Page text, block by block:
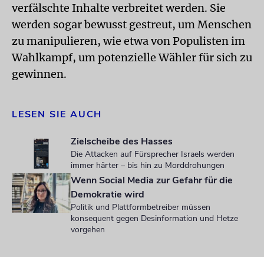
verfälschte Inhalte verbreitet werden. Sie
werden sogar bewusst gestreut, um Menschen
zu manipulieren, wie etwa von Populisten im
Wahlkampf, um potenzielle Wähler für sich zu
gewinnen.
LESEN SIE AUCH
Zielscheibe des Hasses
Die Attacken auf Fürsprecher Israels werden
immer härter – bis hin zu Morddrohungen
Wenn Social Media zur Gefahr für die
Demokratie wird
Politik und Plattformbetreiber müssen
konsequent gegen Desinformation und Hetze
vorgehen